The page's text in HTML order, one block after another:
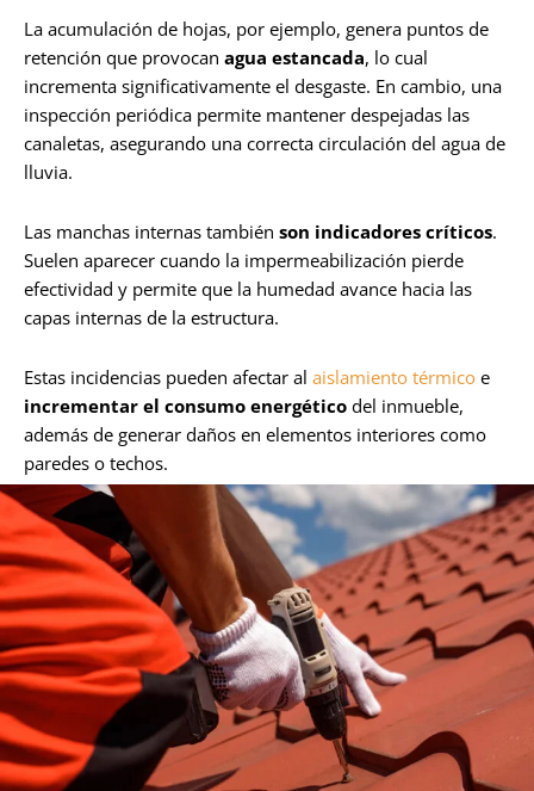
La acumulación de hojas, por ejemplo, genera puntos de
retención que provocan agua estancada, lo cual
incrementa significativamente el desgaste. En cambio, una
inspección periódica permite mantener despejadas las
canaletas, asegurando una correcta circulación del agua de
lluvia.
Las manchas internas también son indicadores críticos.
Suelen aparecer cuando la impermeabilización pierde
efectividad y permite que la humedad avance hacia las
capas internas de la estructura.
Estas incidencias pueden afectar al aislamiento térmico e
incrementar el consumo energético del inmueble,
además de generar daños en elementos interiores como
paredes o techos.